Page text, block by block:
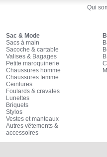
Qui
Sac & Mode
Sacs à main
Sacoche & cartable
Valises & Bagages
Petite maroquinerie
Chaussures homme
Chaussures femme
Ceintures
Foulards & cravates
Lunettes
Briquets
Stylos
Vestes et manteaux
Autres vêtements &
accessoires